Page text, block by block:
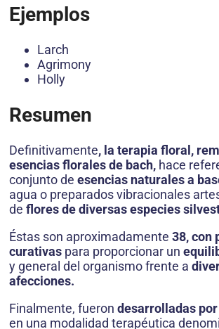
Ejemplos
Larch
Agrimony
Holly
Resumen
Definitivamente, la terapia floral,
esencias florales de bach, hace
conjunto de esencias naturales a
agua o preparados vibracionales
de flores de diversas especies
Éstas son aproximadamente 38, con
curativas para proporcionar un
y general del organismo frente a
afecciones.
Finalmente, fueron ​ desarrolladas por
en una modalidad terapéutica